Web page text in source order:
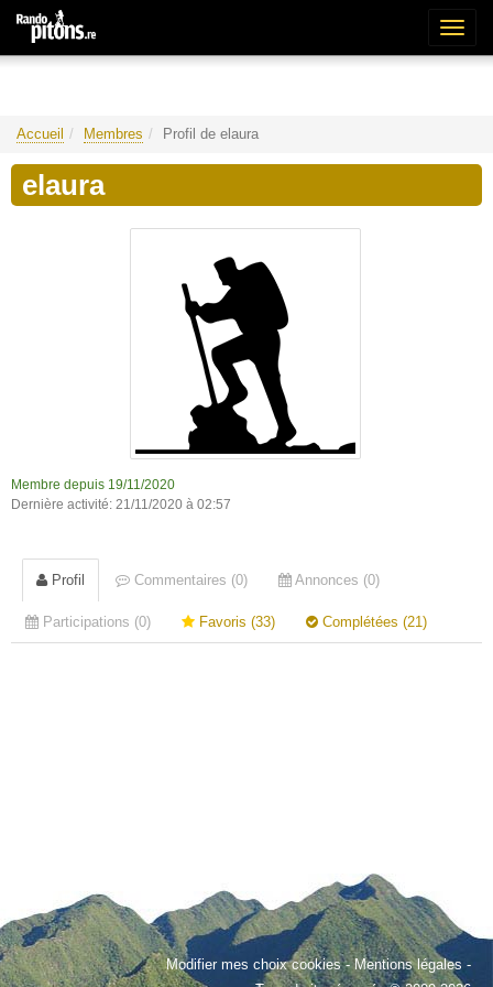
Accueil Membres Profil de elaura
elaura
Membre depuis 19/11/2020
Dernière activité: 21/11/2020 à 02:57
Profil Commentaires (0) Annonces (0)
Participations (0) Favoris (33) Complétées (21)
Modifier mes choix cookies-Mentions légales -